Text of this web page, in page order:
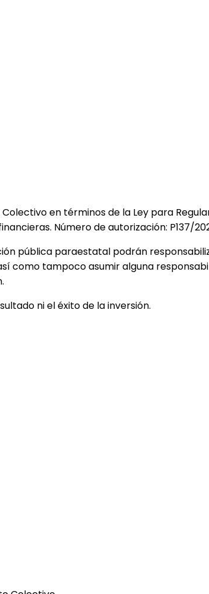
Colectivo en términos de la Ley para
Número de autorización: P137/
pública paraestatal podrán
como tampoco asumir alguna
ni el éxito de la inversión.